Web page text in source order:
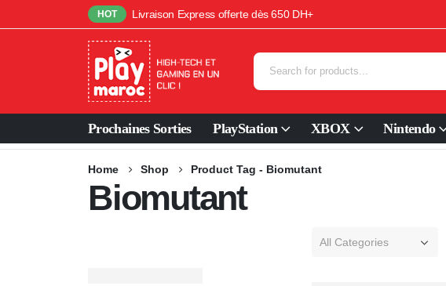
HOT Livraison Express offerte dès 650 DH+
Prochaines Sorties PlayStation XBOX Nintendo
Home Shop Product Tag - Biomutant
Biomutant
All Categories